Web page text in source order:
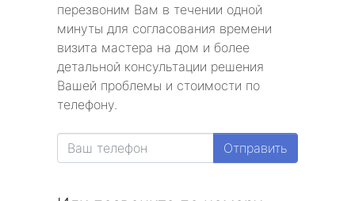
перезвоним Вам в течении одной
минуты для согласования времени
визита мастера на дом и более
детальной консультации решения
Вашей проблемы и стоимости по
телефону.
Отправить